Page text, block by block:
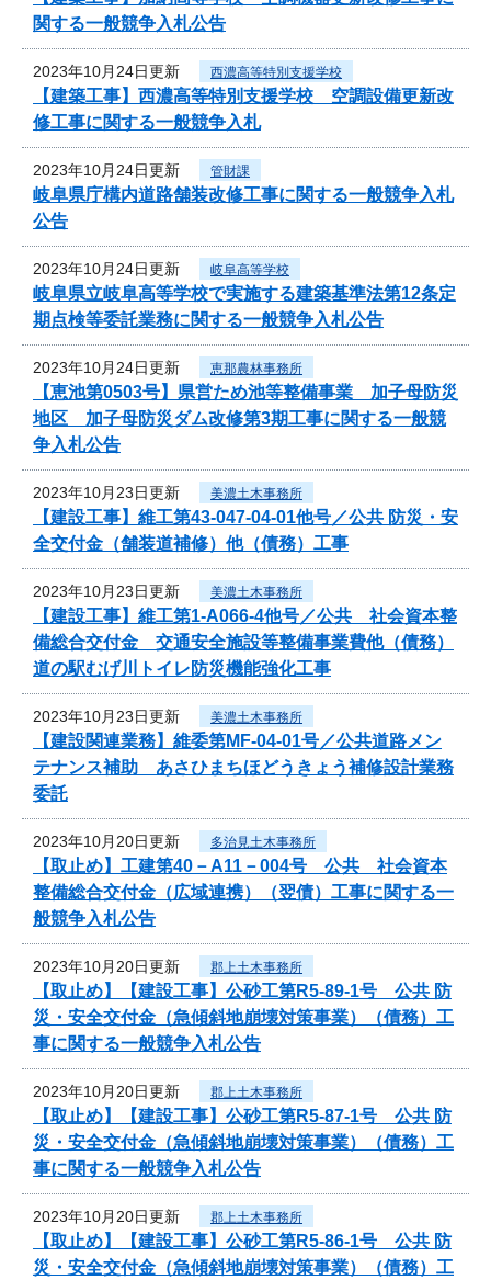
関する一般競争入札公告
2023年10月24日更新 西濃高等特別支援学校
【建築工事】西濃高等特別支援学校 空調設備更新改
修工事に関する一般競争入札
2023年10月24日更新 管財課
岐阜県庁構内道路舗装改修工事に関する一般競争入札
公告
2023年10月24日更新 岐阜高等学校
岐阜県立岐阜高等学校で実施する建築基準法第12条定
期点検等委託業務に関する一般競争入札公告
2023年10月24日更新 恵那農林事務所
【恵池第0503号】県営ため池等整備事業 加子母防災
地区 加子母防災ダム改修第3期工事に関する一般競
争入札公告
2023年10月23日更新 美濃土木事務所
【建設工事】維工第43-047-04-01他号／公共 防災・安
全交付金（舗装道補修）他（債務）工事
2023年10月23日更新 美濃土木事務所
【建設工事】維工第1-A066-4他号／公共 社会資本整
備総合交付金 交通安全施設等整備事業費他（債務）
道の駅むげ川トイレ防災機能強化工事
2023年10月23日更新 美濃土木事務所
【建設関連業務】維委第MF-04-01号／公共道路メン
テナンス補助 あさひまちほどうきょう補修設計業務
委託
2023年10月20日更新 多治見土木事務所
【取止め】工建第40－A11－004号 公共 社会資本
整備総合交付金（広域連携）（翌債）工事に関する一
般競争入札公告
2023年10月20日更新 郡上土木事務所
【取止め】【建設工事】公砂工第R5-89-1号 公共 防
災・安全交付金（急傾斜地崩壊対策事業）（債務）工
事に関する一般競争入札公告
2023年10月20日更新 郡上土木事務所
【取止め】【建設工事】公砂工第R5-87-1号 公共 防
災・安全交付金（急傾斜地崩壊対策事業）（債務）工
事に関する一般競争入札公告
2023年10月20日更新 郡上土木事務所
【取止め】【建設工事】公砂工第R5-86-1号 公共 防
災・安全交付金（急傾斜地崩壊対策事業）（債務）工